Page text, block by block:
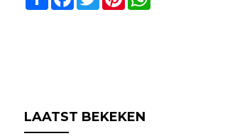
LAATST BEKEKEN